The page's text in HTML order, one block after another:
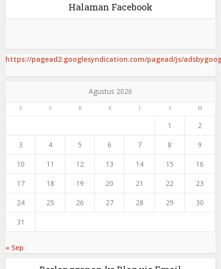
Halaman Facebook
https://pagead2.googlesyndication.com/pagead/js/
Agustus 2026
S S R K J S M
1 2
3 4 5 6 7 8 9
10 11 12 13 14 15 16
17 18 19 20 21 22 23
24 25 26 27 28 29 30
31
« Sep